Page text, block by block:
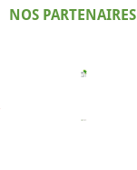
NOS PARTENAIRES